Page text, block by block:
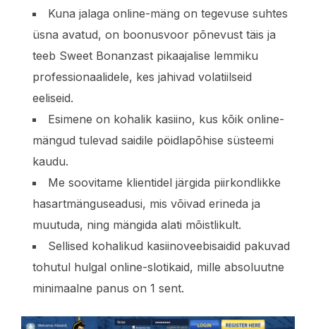
Kuna jalaga online-mäng on tegevuse suhtes
üsna avatud, on boonusvoor põnevust täis ja
teeb Sweet Bonanzast pikaajalise lemmiku
professionaalidele, kes jahivad volatiilseid
eeliseid.
Esimene on kohalik kasiino, kus kõik online-
mängud tulevad saidile pöidlapõhise süsteemi
kaudu.
Me soovitame klientidel järgida piirkondlikke
hasartmänguseadusi, mis võivad erineda ja
muutuda, ning mängida alati mõistlikult.
Sellised kohalikud kasiinoveebisaidid pakuvad
tohutul hulgal online-slotikaid, mille absoluutne
minimaalne panus on 1 sent.